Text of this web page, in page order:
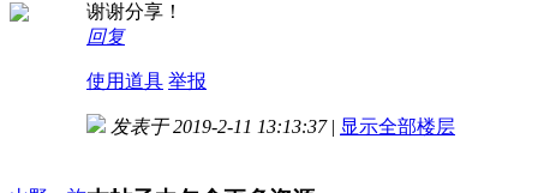
谢谢分享！
回复
使用道具 举报
发表于 2019-2-11 13:13:37 | 显示全部楼层